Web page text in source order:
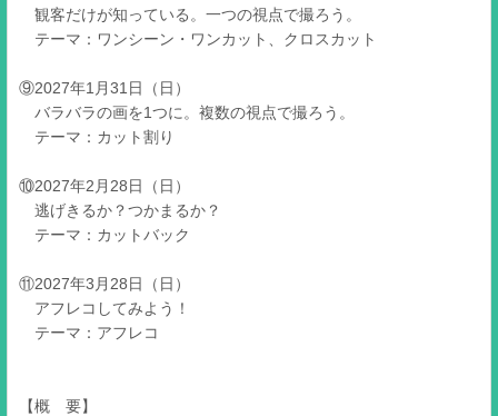
観客だけが知っている。一つの視点で撮ろう。
テーマ：ワンシーン・ワンカット、クロスカット
⑨2027年1月31日（日）
バラバラの画を1つに。複数の視点で撮ろう。
テーマ：カット割り
⑩2027年2月28日（日）
逃げきるか？つかまるか？
テーマ：カットバック
⑪2027年3月28日（日）
アフレコしてみよう！
テーマ：アフレコ
【概 要】